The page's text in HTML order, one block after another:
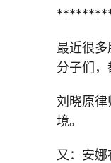
最近很多
分子们，
刘晓原律
境。
又：安娜